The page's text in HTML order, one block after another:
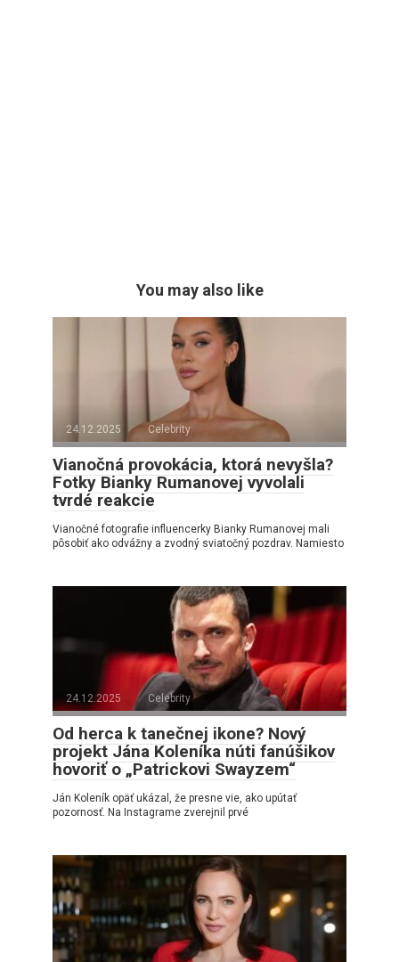
You may also like
24.12.2025 Celebrity
Vianočná provokácia, ktorá nevyšla?
Fotky Bianky Rumanovej vyvolali
tvrdé reakcie
Vianočné fotografie influencerky Bianky Rumanovej mali
pôsobiť ako odvážny a zvodný sviatočný pozdrav. Namiesto
24.12.2025 Celebrity
Od herca k tanečnej ikone? Nový
projekt Jána Koleníka núti fanúšikov
hovoriť o „Patrickovi Swayzem“
Ján Koleník opäť ukázal, že presne vie, ako upútať
pozornosť. Na Instagrame zverejnil prvé